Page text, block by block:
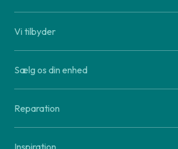
Vi tilbyder
Sælg os din enhed
Reparation